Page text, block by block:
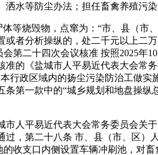
水等防尘办法；担任畜禽养殖污
烧毁物，点窜为：“市、县（市
者分析操纵的，处二千元以上二
第二十四次会议核准 按照2025年
的《盐城市人平易近代表大会常
行政区域内的扬尘污染防治工做
第一款中的“城乡规划和地盘操
平易近代表大会常务委员会关
，第二十八条 市、县（市、区
收支口内侧设置车辆冲刷池，